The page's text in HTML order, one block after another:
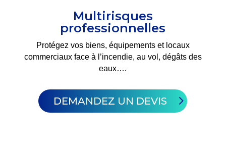
Multirisques
professionnelles
Protégez vos biens, équipements et locaux
commerciaux face à l’incendie, au vol, dégâts des
eaux….
DEMANDEZ UN DEVIS